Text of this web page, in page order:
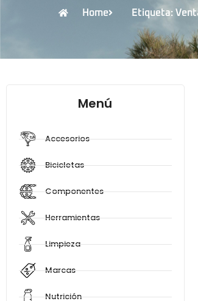
Home Etiqueta:
Menú
Accesorios
Bicicletas
Componentes
Herramientas
Limpieza
Marcas
Nutrición